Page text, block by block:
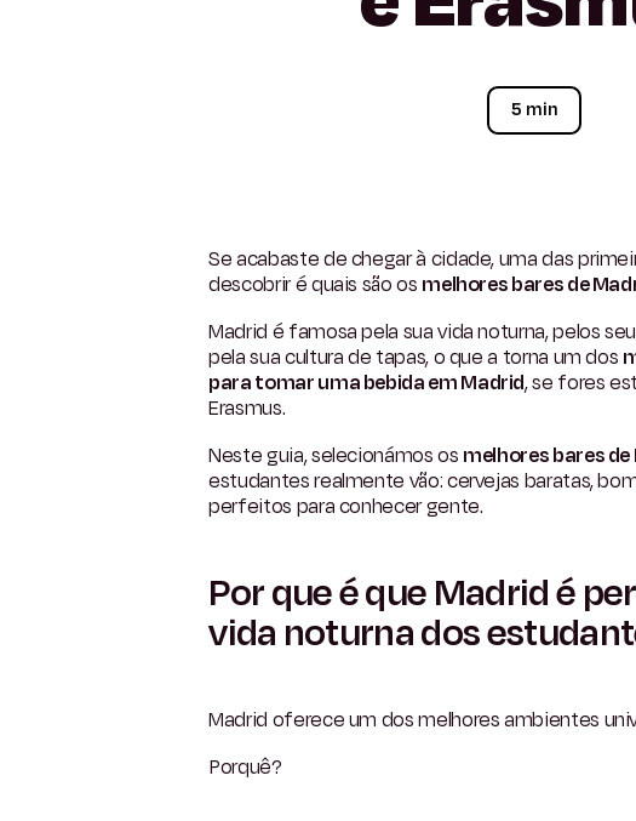
5 min
Se acabaste de chegar à cidade, uma das
descobrir é quais são os melhores bares de
Madrid é famosa pela sua vida noturna, pelos
pela sua cultura de tapas, o que a torna um dos
para tomar uma bebida em Madrid, se fores
Erasmus.
Neste guia, selecionámos os melhores bares de
estudantes realmente vão: cervejas baratas,
perfeitos para conhecer gente.
Por que é que Madrid é
vida noturna dos
Madrid oferece um dos melhores ambientes
Porquê?